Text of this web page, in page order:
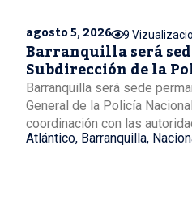
agosto 5, 2026 9
Barranquilla será
Subdirección de la
Barranquilla será sede
General de la Policía
coordinación con las
Atlántico, Barranquilla,